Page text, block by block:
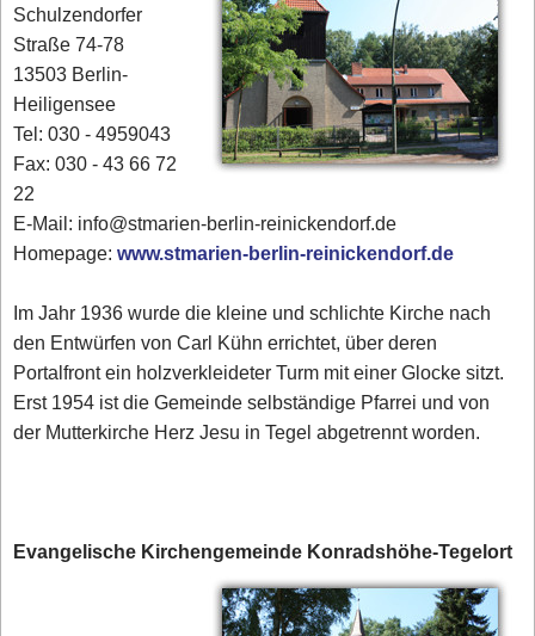
Schulzendorfer
Straße 74-78
13503 Berlin-
Heiligensee
Tel: 030 - 4959043
Fax: 030 - 43 66 72
22
E-Mail: info@stmarien-berlin-reinickendorf.de
Homepage:www.stmarien-berlin-reinickendorf.de
Im Jahr 1936 wurde die kleine und schlichte Kirche nach
den Entwürfen von Carl Kühn errichtet, über deren
Portalfront ein holzverkleideter Turm mit einer Glocke sitzt.
Erst 1954 ist die Gemeinde selbständige Pfarrei und von
der Mutterkirche Herz Jesu in Tegel abgetrennt worden.
Evangelische Kirchengemeinde Konradshöhe-Tegelort